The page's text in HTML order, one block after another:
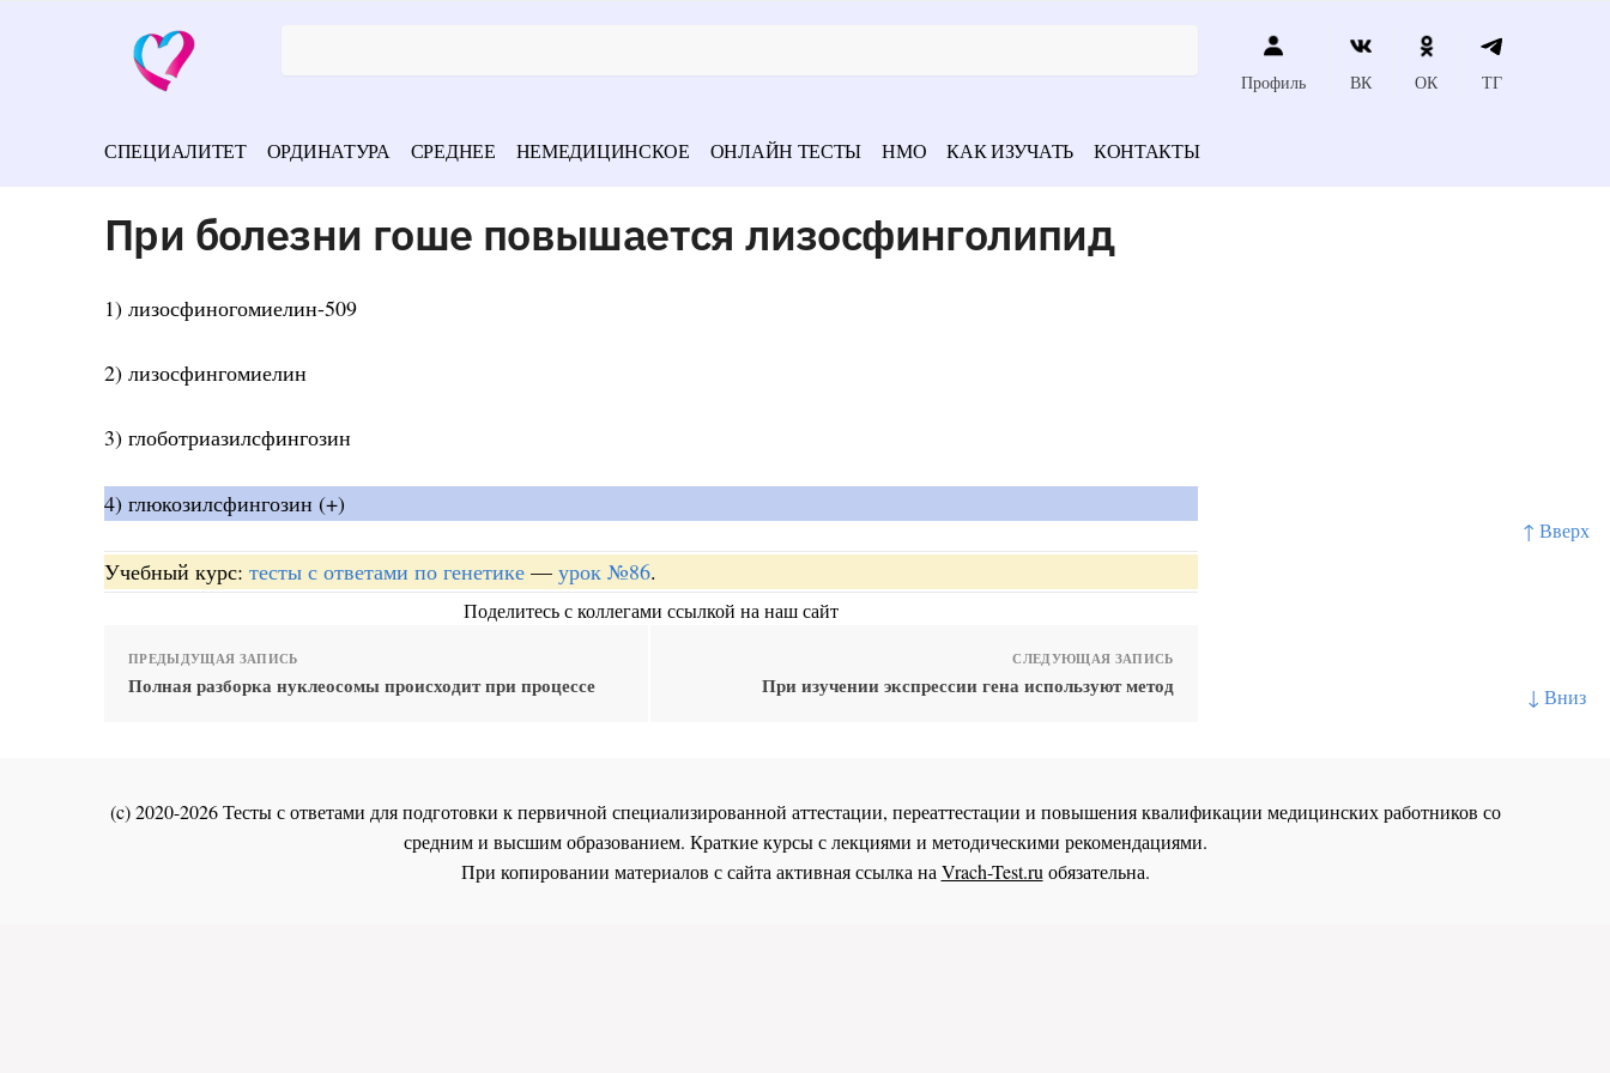
↑ Вверх
↓ Вниз
Профиль ВК ОК ТГ
СПЕЦИАЛИТЕТ ОРДИНАТУРА СРЕДНЕЕ НЕМЕДИЦИНСКОЕ ОНЛАЙН ТЕСТЫ НМО КАК ИЗУЧАТЬ КОНТАКТЫ
При болезни гоше повышается лизосфинголипид
1) лизосфиногомиелин-509
2) лизосфингомиелин
3) глоботриазилсфингозин
4) глюкозилсфингозин (+)
Учебный курс: тесты с ответами по генетике — урок №86.
Поделитесь с коллегами ссылкой на наш сайт
ПРЕДЫДУЩАЯ ЗАПИСЬ
Полная разборка нуклеосомы происходит при процессе
СЛЕДУЮЩАЯ ЗАПИСЬ
При изучении экспрессии гена используют метод
(c) 2020-2026 Тесты с ответами для подготовки к первичной специализированной аттестации, переаттестации и повышения квалификации медицинских работников со
средним и высшим образованием. Краткие курсы с лекциями и методическими рекомендациями.
При копировании материалов с сайта активная ссылка наVrach-Test.ruобязательна.